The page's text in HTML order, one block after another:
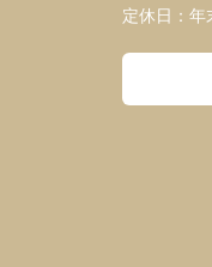
定休日： 年